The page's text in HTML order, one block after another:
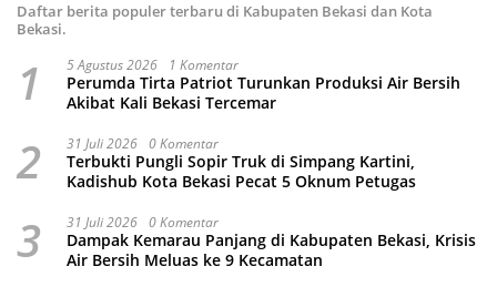
Daftar berita populer terbaru di Kabupaten Bekasi dan Kota
Bekasi.
1 5 Agustus 2026 1 Komentar
Perumda Tirta Patriot Turunkan Produksi Air Bersih
Akibat Kali Bekasi Tercemar
2 31 Juli 2026 0 Komentar
Terbukti Pungli Sopir Truk di Simpang Kartini,
Kadishub Kota Bekasi Pecat 5 Oknum Petugas
3 31 Juli 2026 0 Komentar
Dampak Kemarau Panjang di Kabupaten Bekasi, Krisis
Air Bersih Meluas ke 9 Kecamatan